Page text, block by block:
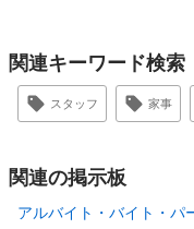
関連キーワード検索
スタッフ 家事
関連の掲示板
アルバイト・バイト・パ